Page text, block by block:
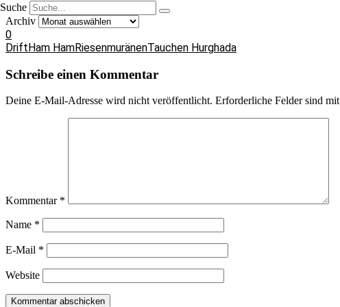
Suche
Archiv
0
DriftHam HamRiesenmuränenTauchen Hurghada
Schreibe einen Kommentar
Deine E-Mail-Adresse wird nicht veröffentlicht. Erforderliche Felder sind mit
Kommentar *
Name *
E-Mail *
Website